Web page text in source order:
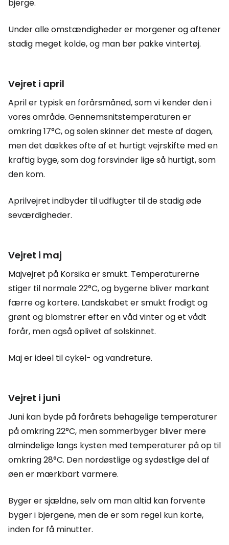
bjerge.
Under alle omstændigheder er morgener og aftener
stadig meget kolde, og man bør pakke vintertøj.
Vejret i april
April er typisk en forårsmåned, som vi kender den i
vores område. Gennemsnitstemperaturen er
omkring 17°C, og solen skinner det meste af dagen,
men det dækkes ofte af et hurtigt vejrskifte med en
kraftig byge, som dog forsvinder lige så hurtigt, som
den kom.
Aprilvejret indbyder til udflugter til de stadig øde
seværdigheder.
Vejret i maj
Majvejret på Korsika er smukt. Temperaturerne
stiger til normale 22°C, og bygerne bliver markant
færre og kortere. Landskabet er smukt frodigt og
grønt og blomstrer efter en våd vinter og et vådt
forår, men også oplivet af solskinnet.
Maj er ideel til cykel- og vandreture.
Vejret i juni
Juni kan byde på forårets behagelige temperaturer
på omkring 22°C, men sommerbyger bliver mere
almindelige langs kysten med temperaturer på op til
omkring 28°C. Den nordøstlige og sydøstlige del af
øen er mærkbart varmere.
Byger er sjældne, selv om man altid kan forvente
byger i bjergene, men de er som regel kun korte,
inden for få minutter.